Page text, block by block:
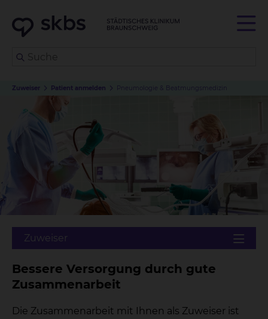
Zuweiser Patient anmelden Pneumologie & Beatmungsmedizin
Bessere Versorgung durch gute
Zusammenarbeit
Die Zusammenarbeit mit Ihnen als Zuweiser ist